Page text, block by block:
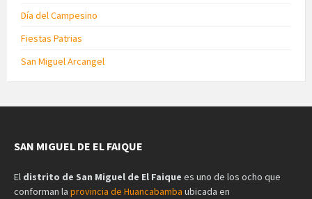
Día del Campesino
Fiestas Patrias
San Miguel Arcangel
SAN MIGUEL DE EL FAIQUE
El distrito de San Miguel de El Faique es uno de los ocho que
conforman la provincia de Huancabamba ubicada en